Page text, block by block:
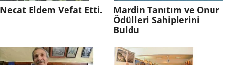
Necat Eldem Vefat Etti.
Mardin Tanıtım ve Onur
Ödülleri Sahiplerini
Buldu